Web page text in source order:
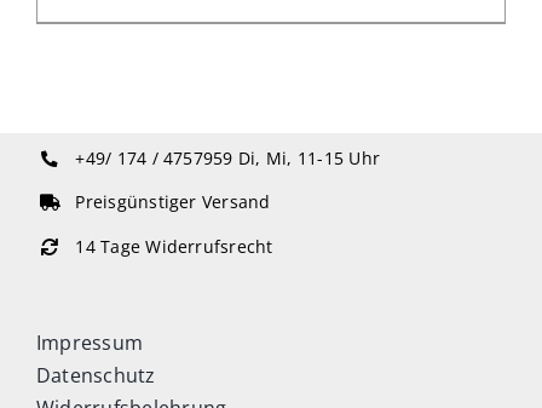
+49/ 174 / 4757959 Di, Mi, 11-15 Uhr
Preisgünstiger Versand
14 Tage Widerrufsrecht
Impressum
Datenschutz